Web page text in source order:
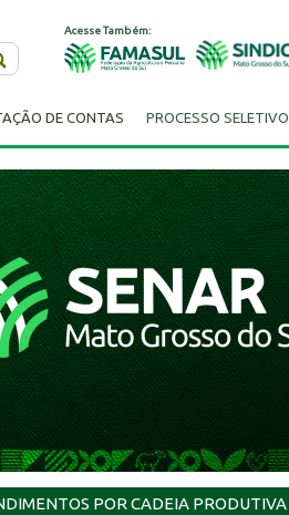
Acesse Também:
DE CONTAS PROCESSO SELETIVO
POR CADEIA PRODUTIVA